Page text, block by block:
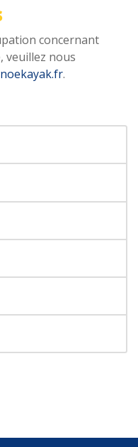
concernant
veuillez nous
.